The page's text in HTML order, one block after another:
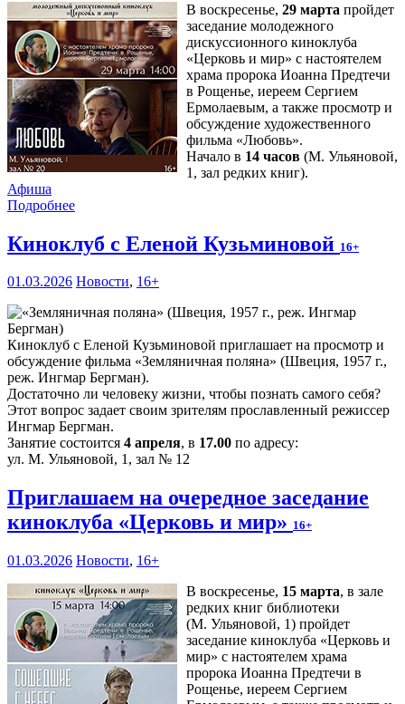
В воскресенье, 29 марта пройдет
заседание молодежного
дискуссионного киноклуба
«Церковь и мир» с настоятелем
храма пророка Иоанна Предтечи
в Рощенье, иереем Сергием
Ермолаевым, а также просмотр и
обсуждение художественного
фильма «Любовь».
Начало в 14 часов (М. Ульяновой,
1, зал редких книг).
Афиша
Подробнее
Киноклуб с Еленой Кузьминовой 16+
01.03.2026 Новости, 16+
Киноклуб с Еленой Кузьминовой приглашает на просмотр и
обсуждение фильма «Земляничная поляна» (Швеция, 1957 г.,
реж. Ингмар Бергман).
Достаточно ли человеку жизни, чтобы познать самого себя?
Этот вопрос задает своим зрителям прославленный режиссер
Ингмар Бергман.
Занятие состоится 4 апреля, в 17.00 по адресу:
ул. М. Ульяновой, 1, зал № 12
Приглашаем на очередное заседание
киноклуба «Церковь и мир» 16+
01.03.2026 Новости, 16+
В воскресенье, 15 марта, в зале
редких книг библиотеки
(М. Ульяновой, 1) пройдет
заседание киноклуба «Церковь и
мир» с настоятелем храма
пророка Иоанна Предтечи в
Рощенье, иереем Сергием